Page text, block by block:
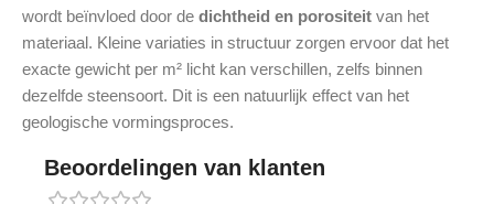
wordt beïnvloed door de dichtheid en porositeit van het
materiaal. Kleine variaties in structuur zorgen ervoor dat het
exacte gewicht per m² licht kan verschillen, zelfs binnen
dezelfde steensoort. Dit is een natuurlijk effect van het
geologische vormingsproces.
Beoordelingen van klanten